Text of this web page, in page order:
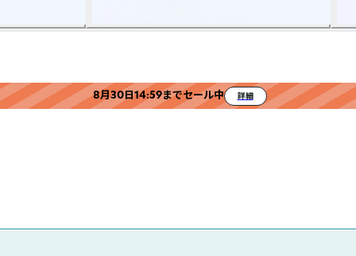
8月30日14:59までセール中 詳細